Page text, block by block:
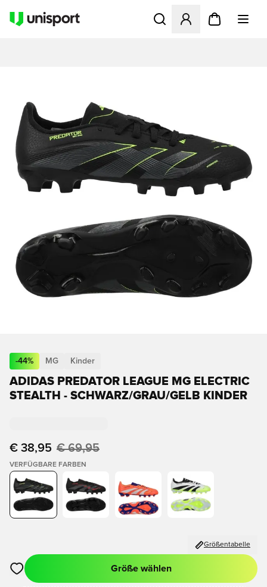
Öffnet ein Fenster zum
-44% MG Kinder
ADIDAS PREDATOR LEAGUE MG ELECTRIC
STEALTH - SCHWARZ/GRAU/GELB KINDER
€ 38,95 € 69,95
VERFÜGBARE FARBEN
Größentabelle
Öffnet ein Fenster zum Anmelden oder Registrieren als
Größe wählen